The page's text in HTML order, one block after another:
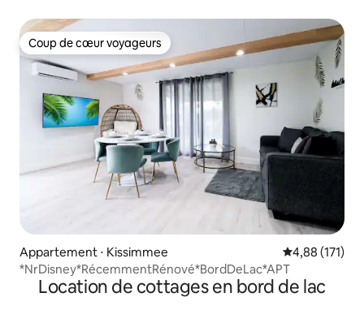
Coup de cœur voyageurs
Coup de cœur voyageurs
Appartement ⋅ Kissimmee Évaluation
4,88 (171)
*NrDisney*RécemmentRénové*BordDeLac*APT
Location de cottages en bord de lac